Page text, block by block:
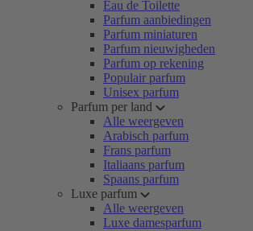
Eau de Toilette
Parfum aanbiedingen
Parfum miniaturen
Parfum nieuwigheden
Parfum op rekening
Populair parfum
Unisex parfum
Parfum per land
Alle weergeven
Arabisch parfum
Frans parfum
Italiaans parfum
Spaans parfum
Luxe parfum
Alle weergeven
Luxe damesparfum